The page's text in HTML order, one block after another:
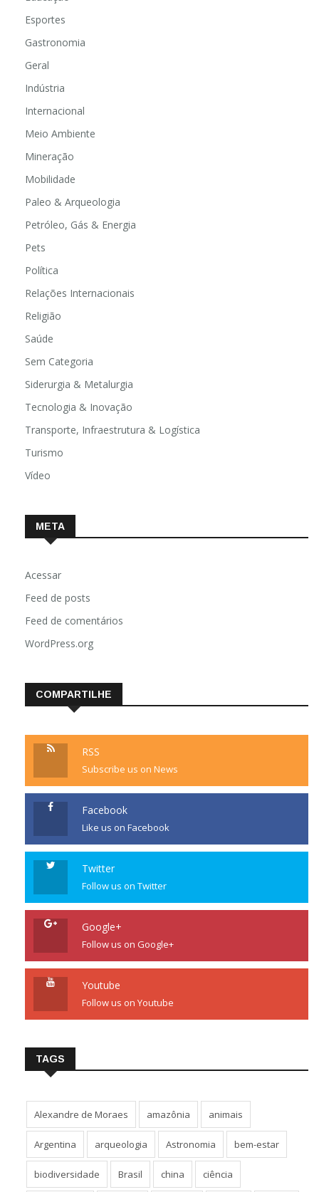
Esportes
Gastronomia
Geral
Indústria
Internacional
Meio Ambiente
Mineração
Mobilidade
Paleo & Arqueologia
Petróleo, Gás & Energia
Pets
Política
Relações Internacionais
Religião
Saúde
Sem Categoria
Siderurgia & Metalurgia
Tecnologia & Inovação
Transporte, Infraestrutura & Logística
Turismo
Vídeo
META
Acessar
Feed de posts
Feed de comentários
WordPress.org
COMPARTILHE
RSS
Subscribe us on News
Facebook
Like us on Facebook
Twitter
Follow us on Twitter
Google+
Follow us on Google+
Youtube
Follow us on Youtube
TAGS
Alexandre de Moraes amazônia animais
Argentina arqueologia Astronomia bem-estar
biodiversidade Brasil china ciência